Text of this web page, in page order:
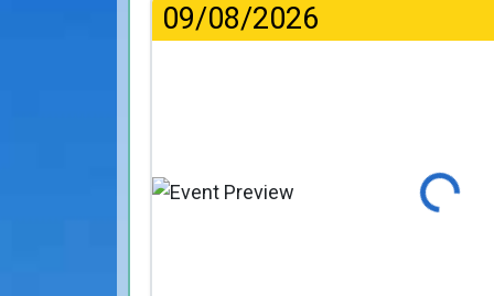
09/08/2026
Φόρτωση...